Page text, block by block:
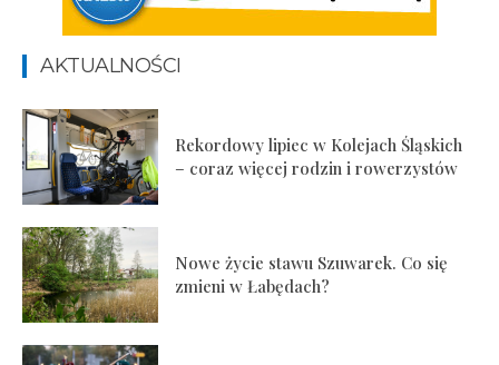
AKTUALNOŚCI
Rekordowy lipiec w Kolejach Śląskich
– coraz więcej rodzin i rowerzystów
Nowe życie stawu Szuwarek. Co się
zmieni w Łabędach?